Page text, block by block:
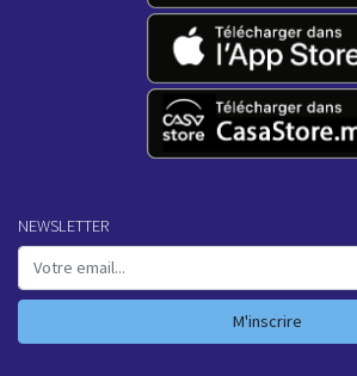
NEWSLETTER
M'inscrire